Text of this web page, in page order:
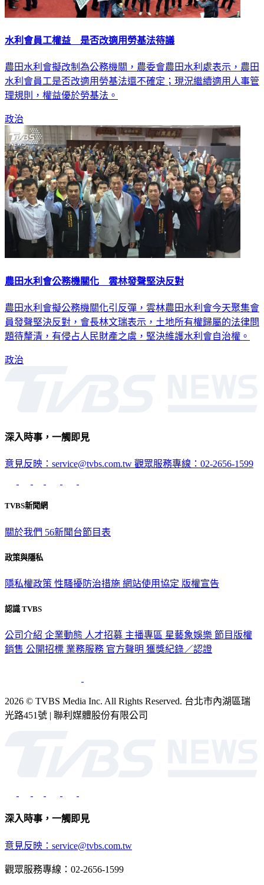
水利會員工權益 是否改適用勞基法待議
農田水利會擬改制為公務機關，農委會農田水利處表示，農田
水利會員工是否改適用勞基法還不確定；現況繼續適用人事管
理規則，權益優於勞基法。
政治
農田水利會公務機關化 雲林發聲堅決反對
農田水利會擬公務機關化引反彈，雲林農田水利會今天聚集會
員發聲堅決反對，會長林文瑞表示，土地所有權歸屬的法律問
題待釐清，有侵占人民財產之虞，堅決維護水利會自治權。
政治
深入時事，一觸即見
意見反映：service@tvbs.com.tw 觀眾服務專線：02-2656-1599
TVBS新聞網
關於我們 56新聞台節目表
政策與隱私
隱私權政策 性騷擾防治措施 網站使用協定 版權宣告
認識 TVBS
公司介紹 企業動態 人才招募 主播專區 星藝象娛樂 節目版權
銷售 公開招標 業務服務 官方聲明 獲獎紀錄／認證
2026 © TVBS Media Inc. All Rights Reserved. 台北市內湖區瑞
光路451號 | 聯利媒體股份有限公司
深入時事，一觸即見
意見反映：service@tvbs.com.tw
觀眾服務專線：02-2656-1599